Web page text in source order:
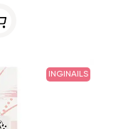
INGINAILS